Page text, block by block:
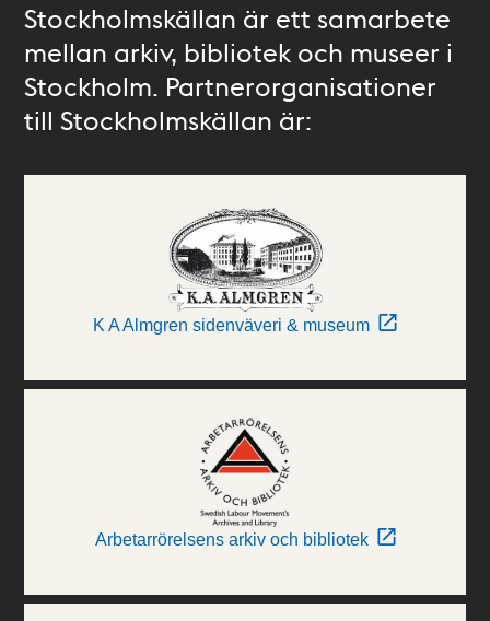
Stockholmskällan är ett samarbete
mellan arkiv, bibliotek och museer i
Stockholm. Partnerorganisationer
till Stockholmskällan är:
K A Almgren sidenväveri & museum
Arbetarrörelsens arkiv och bibliotek